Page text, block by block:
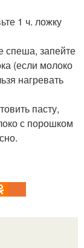
1 ч. ложку
спеша, запейте
(если молоко
нагревать
пасту,
с порошком